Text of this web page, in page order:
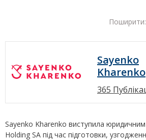
Поширити:
Sayenko
Kharenko
365
Sayenko Kharenko виступила
Holding SA під час підготовки,